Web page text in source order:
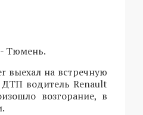
- Тюмень.
выехал на встречную
ДТП водитель Renault
возгорание, в